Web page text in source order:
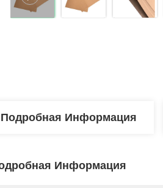
Подробная Информация
Информация